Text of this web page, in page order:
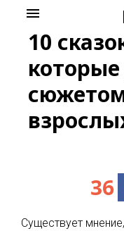
content
menu
10
36
Существует